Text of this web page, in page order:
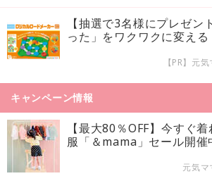
【抽選で3名様にプレゼン
った」をワクワクに変える
【PR】元
キャンペーン情報
【最大80％OFF】今すぐ
服「＆mama」セール開催
元気マ